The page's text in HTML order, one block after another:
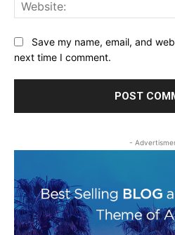
Save my name, email, and
next time I comment.
-